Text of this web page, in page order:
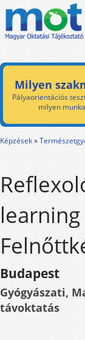
Milyen
Pályaorientációs
milyen
Képzések»
Budapest
Gyógyászati,
távoktatás